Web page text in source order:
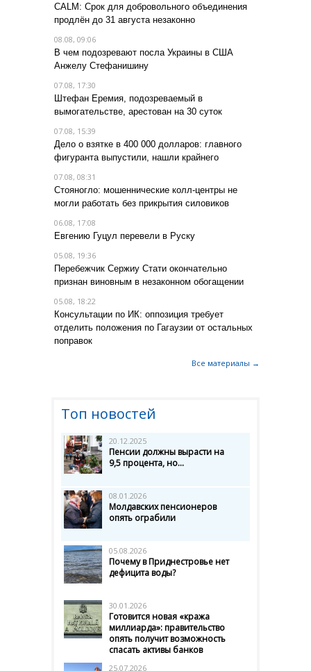
CALM: Срок для добровольного объединения
продлён до 31 августа незаконно
08.08, 09:06
В чем подозревают посла Украины в США
Анжелу Стефанишину
07.08, 17:30
Штефан Еремия, подозреваемый в
вымогательстве, арестован на 30 суток
07.08, 15:39
Дело о взятке в 400 000 долларов: главного
фигуранта выпустили, нашли крайнего
07.08, 08:31
Стояногло: мошеннические колл-центры не
могли работать без прикрытия силовиков
06.08, 17:08
Евгению Гуцул перевели в Руску
05.08, 19:36
Перебежчик Сержиу Стати окончательно
признан виновным в незаконном обогащении
05.08, 18:22
Консультации по ИК: оппозиция требует
отделить положения по Гагаузии от остальных
поправок
Все материалы →
Топ новостей
20.12.2025
Пенсии должны вырасти на
9,5 процента, но...
08.01.2026
Молдавских пенсионеров
опять ограбили
05.08.2026
Почему в Приднестровье нет
дефицита воды?
30.01.2026
Готовится новая «кража
миллиарда»: правительство
опять получит возможность
спасать активы банков
25.07.2026